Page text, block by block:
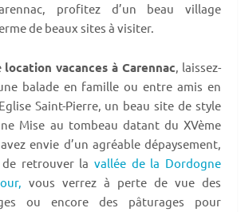
profitez d’un beau village
de beaux sites à visiter.
location vacances à Carennac, laissez-
balade en famille ou entre amis en
Saint-Pierre, un beau site de style
Mise au tombeau datant du XVème
envie d’un agréable dépaysement,
retrouver la vallée de la Dordogne
vous verrez à perte de vue des
ou encore des pâturages pour